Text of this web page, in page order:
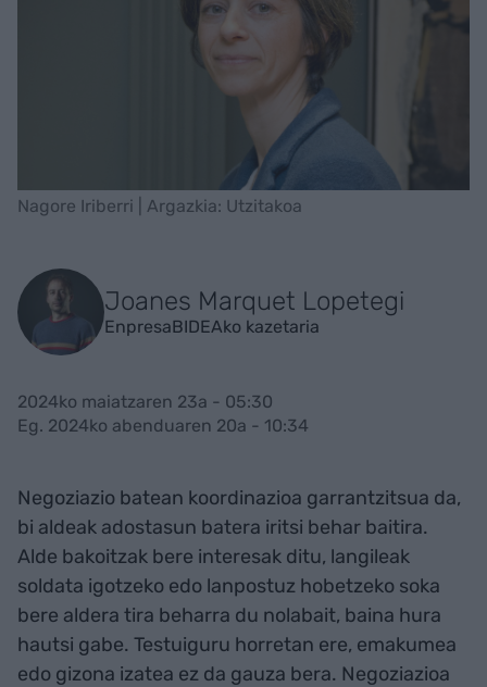
Nagore Iriberri | Argazkia: Utzitakoa
Joanes Marquet Lopetegi
EnpresaBIDEAko kazetaria
2024ko maiatzaren 23a - 05:30
Eg. 2024ko abenduaren 20a - 10:34
Negoziazio batean koordinazioa garrantzitsua da,
bi aldeak adostasun batera iritsi behar baitira.
Alde bakoitzak bere interesak ditu, langileak
soldata igotzeko edo lanpostuz hobetzeko soka
bere aldera tira beharra du nolabait, baina hura
hautsi gabe. Testuiguru horretan ere, emakumea
edo gizona izatea ez da gauza bera. Negoziazioa